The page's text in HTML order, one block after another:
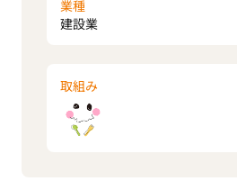
業種
建設業
取組み